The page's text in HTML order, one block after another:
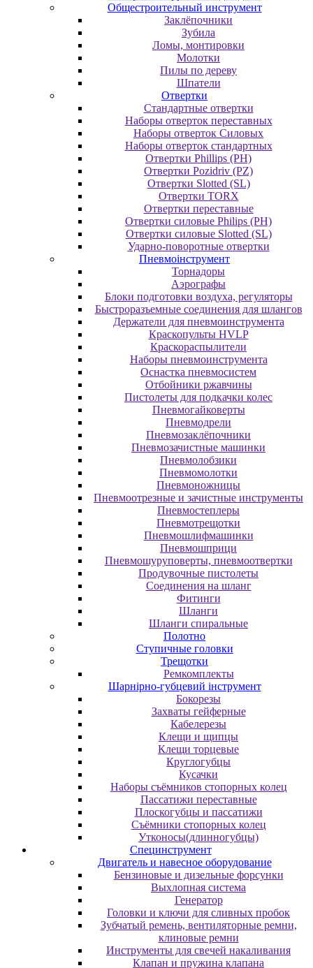
Общестроительный инструмент
Заклёпочники
Зубила
Ломы, монтировки
Молотки
Пилы по дереву
Шпатели
Отвертки
Cтандартные отвертки
Наборы отверток переставных
Наборы отверток Силовых
Наборы отверток стандартных
Отвертки Phillips (PH)
Отвертки Pozidriv (PZ)
Отвертки Slotted (SL)
Отвертки TORX
Отвертки переставные
Отвертки силовые Philips (PH)
Отвертки силовые Slotted (SL)
Ударно-поворотные отвертки
Пневмоінструмент
Topнaдopы
Аэрографы
Блоки подготовки воздуха, регуляторы
Быстроразъемные соединения для шлангов
Держатели для пневмоинструмента
Краскопульты HVLP
Краскораспылители
Наборы пневмоинструмента
Оснастка пневмосистем
Отбойники ржавчины
Пистолеты для подкачки колес
Пневмогайковерты
Пневмодрели
Пневмозаклёпочники
Пневмозачистные машинки
Пневмолобзики
Пневмомолотки
Пневмоножницы
Пневмоотрезные и зачистные инструменты
Пневмостеплеры
Пневмотрещотки
Пневмошлифмашинки
Пневмошприци
Пневмошуруповерты, пневмоотвертки
Продувочные пистолеты
Соединения на шланг
Фитинги
Шланги
Шланги спиральные
Полотно
Ступичные головки
Трещотки
Ремкомплекты
Шарнірно-губцевий інструмент
Бокорезы
Захваты гейферные
Кабелерезы
Клещи и щипцы
Клещи торцевые
Круглогубцы
Кусачки
Наборы съёмников стопорных колец
Пассатижи переставные
Плоскогубцы и пассатижи
Съёмники стопорных колец
Утконосы(длинногубцы)
Специнструмент
Двигатель и навесное оборудование
Бензиновые и дизельные форсунки
Выхлопная система
Генератор
Головки и ключи для сливных пробок
Зубчатый ремень, вентиляторные ремни,
клиновые ремни
Инструменты для свечей накаливания
Клапан и пружина клапана